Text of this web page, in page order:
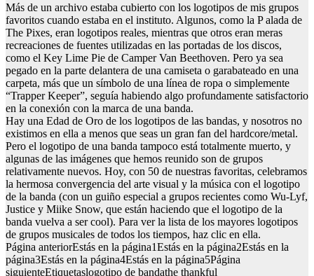
Más de un archivo estaba cubierto con los logotipos de mis grupos
favoritos cuando estaba en el instituto. Algunos, como la P alada de
The Pixes, eran logotipos reales, mientras que otros eran meras
recreaciones de fuentes utilizadas en las portadas de los discos,
como el Key Lime Pie de Camper Van Beethoven. Pero ya sea
pegado en la parte delantera de una camiseta o garabateado en una
carpeta, más que un símbolo de una línea de ropa o simplemente
“Trapper Keeper”, seguía habiendo algo profundamente satisfactorio
en la conexión con la marca de una banda.
Hay una Edad de Oro de los logotipos de las bandas, y nosotros no
existimos en ella a menos que seas un gran fan del hardcore/metal.
Pero el logotipo de una banda tampoco está totalmente muerto, y
algunas de las imágenes que hemos reunido son de grupos
relativamente nuevos. Hoy, con 50 de nuestras favoritas, celebramos
la hermosa convergencia del arte visual y la música con el logotipo
de la banda (con un guiño especial a grupos recientes como Wu-Lyf,
Justice y Miike Snow, que están haciendo que el logotipo de la
banda vuelva a ser cool). Para ver la lista de los mayores logotipos
de grupos musicales de todos los tiempos, haz clic en ella.
Página anteriorEstás en la página1Estás en la página2Estás en la
página3Estás en la página4Estás en la página5Página
siguienteEtiquetaslogotipo de bandathe thankful